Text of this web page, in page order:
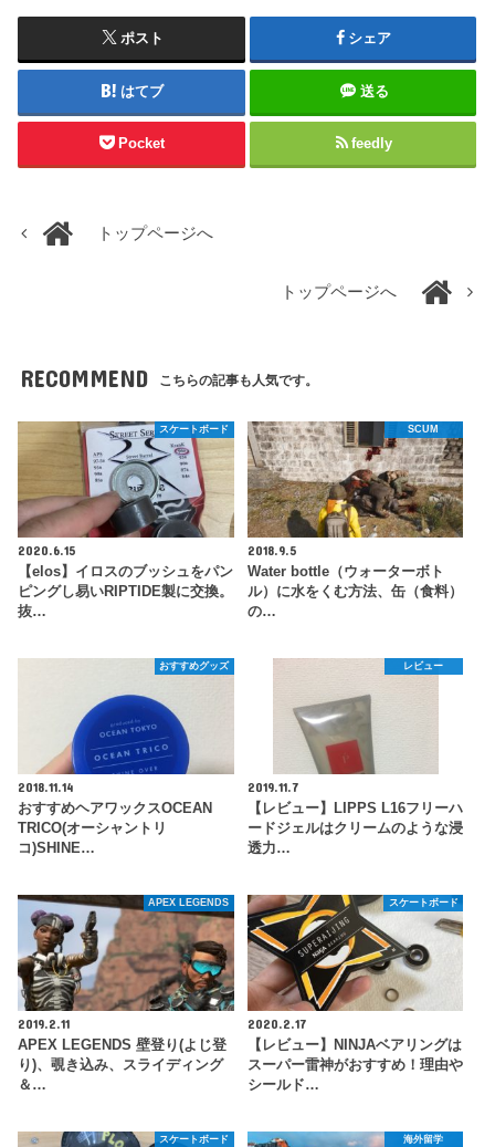
ポスト シェア
はてブ 送る
Pocket feedly
トップページへ
トップページへ
RECOMMEND こちらの記事も人気です。
スケートボード
2020.6.15
【elos】イロスのブッシュをパン
ピングし易いRIPTIDE製に交換。
抜…
SCUM
2018.9.5
Water bottle（ウォーターボト
ル）に水をくむ方法、缶（食料）
の…
おすすめグッズ
2018.11.14
おすすめヘアワックスOCEAN
TRICO(オーシャントリ
コ)SHINE…
レビュー
2019.11.7
【レビュー】LIPPS L16フリーハ
ードジェルはクリームのような浸
透力…
APEX LEGENDS
2019.2.11
APEX LEGENDS 壁登り(よじ登
り)、覗き込み、スライディング
＆…
スケートボード
2020.2.17
【レビュー】NINJAベアリングは
スーパー雷神がおすすめ！理由や
シールド…
スケートボード 海外留学